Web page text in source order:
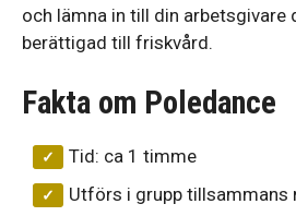
och lämna in till din arbetsgivare
berättigad till friskvård.
Fakta om Poledance
Tid: ca 1 timme
Utförs i grupp tillsammans